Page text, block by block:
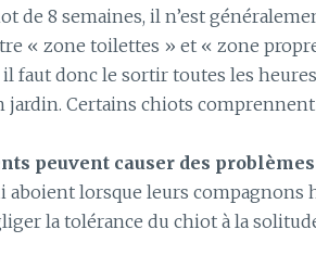
de 8 semaines, il n’est
«zone toilettes » et « zone
faut donc le sortir toutes les
jardin. Certains chiots
peuvent causer des
aboient lorsque leurs compagnons
la tolérance du chiot à la